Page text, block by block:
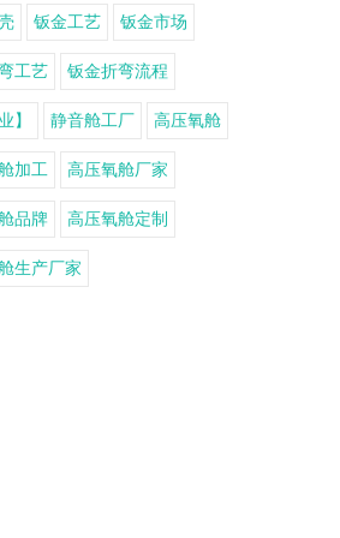
钣金工艺 钣金市场
工艺 钣金折弯流程
】 静音舱工厂 高压氧舱
加工 高压氧舱厂家
品牌 高压氧舱定制
生产厂家